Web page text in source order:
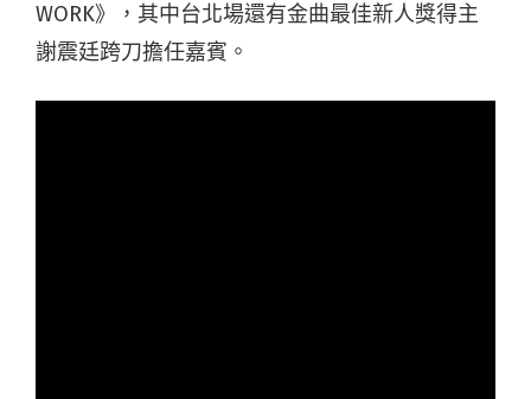
WORK》，其中台北場還有金曲最佳新人獎得主
謝震廷跨刀擔任嘉賓。